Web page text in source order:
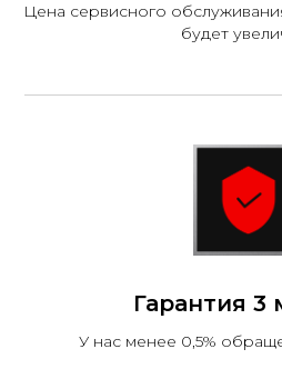
Цена сервисного
будет
Гарантия 3
У нас менее 0,5%